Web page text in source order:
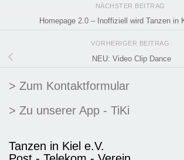
NÄCHSTER BEITRAG
Homepage 2.0 – Inoffiziell wird Tanzen in
VORHERIGER BEITRAG
NEU: Video Clip Dance
> Zum Kontaktformular
> Zu unserer App - TiKi
Tanzen in Kiel e.V.